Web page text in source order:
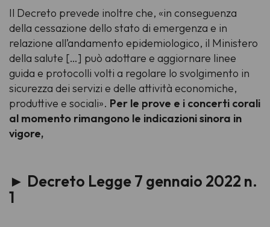
Il Decreto prevede inoltre che, «in conseguenza
della cessazione dello stato di emergenza e in
relazione all’andamento epidemiologico, il Ministero
della salute […] può adottare e aggiornare linee
guida e protocolli volti a regolare lo svolgimento in
sicurezza dei servizi e delle attività economiche,
produttive e sociali». Per le prove e i concerti corali
al momento rimangono le indicazioni sinora in
vigore,
► Decreto Legge 7 gennaio 2022 n.
1